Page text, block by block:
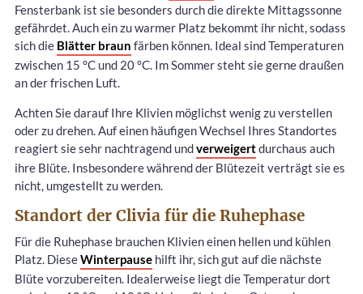
Fensterbank ist sie besonders durch die direkte Mittagssonne
gefährdet. Auch ein zu warmer Platz bekommt ihr nicht, sodass
sich die Blätter braun färben können. Ideal sind Temperaturen
zwischen 15 °C und 20 °C. Im Sommer steht sie gerne draußen
an der frischen Luft.
Achten Sie darauf Ihre Klivien möglichst wenig zu verstellen
oder zu drehen. Auf einen häufigen Wechsel Ihres Standortes
reagiert sie sehr nachtragend undverweigertdurchaus auch
ihre Blüte. Insbesondere während der Blütezeit verträgt sie es
nicht, umgestellt zu werden.
Standort der Clivia für die Ruhephase
Für die Ruhephase brauchen Klivien einen hellen und kühlen
Platz. DieseWinterpause hilft ihr, sich gut auf die nächste
Blüte vorzubereiten. Idealerweise liegt die Temperatur dort